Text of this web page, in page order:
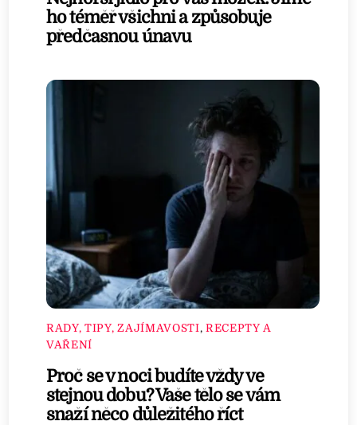
ho téměř všichni a způsobuje
předčasnou únavu
RADY, TIPY, ZAJÍMAVOSTI, RECEPTY A
VAŘENÍ
Proč se v noci budíte vždy ve
stejnou dobu? Vaše tělo se vám
snaží něco důležitého říct